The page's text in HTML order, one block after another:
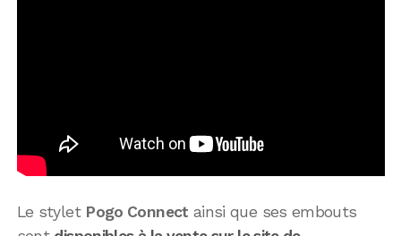
Le stylet Pogo Connect ainsi que ses embouts